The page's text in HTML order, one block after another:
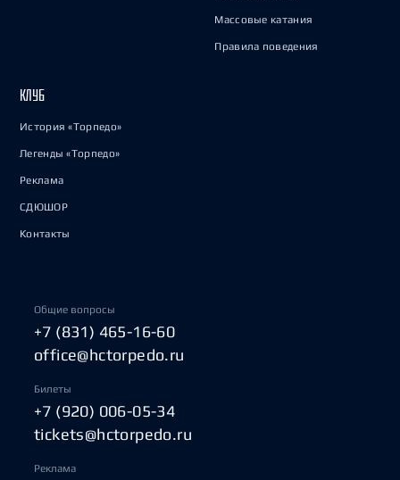
Массовые катания
Правила поведения
КЛУБ
История «Торпедо»
Легенды «Торпедо»
Реклама
СДЮШОР
Контакты
Общие вопросы
+7 (831) 465-16-60
office@hctorpedo.ru
Билеты
+7 (920) 006-05-34
tickets@hctorpedo.ru
Реклама